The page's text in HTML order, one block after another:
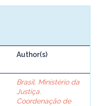
Author(s)
Brasil. Ministério da
Justiça.
Coordenação de